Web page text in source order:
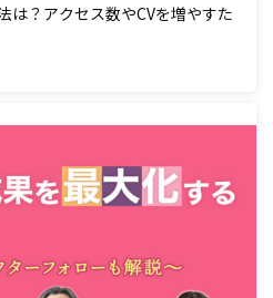
は？アクセス数やCVを増やすた